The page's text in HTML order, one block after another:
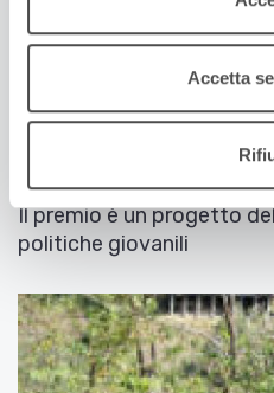
Accetta
10 Luglio 2012
A TRE CLASSI LICEALI
JUGENDPREIS 2012
Il premio è un progetto
politiche giovanili